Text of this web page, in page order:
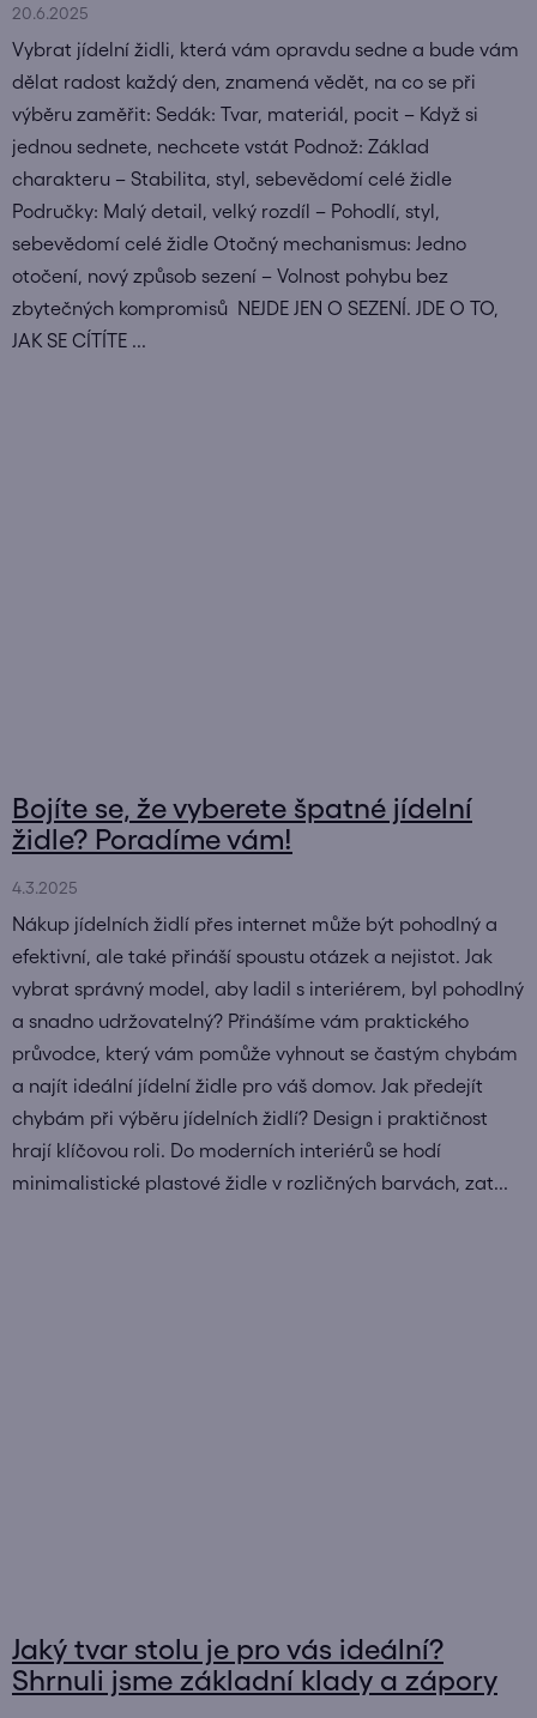
20.6.2025
Vybrat jídelní židli, která vám opravdu sedne a bude vám
dělat radost každý den, znamená vědět, na co se při
výběru zaměřit: Sedák: Tvar, materiál, pocit – Když si
jednou sednete, nechcete vstát Podnož: Základ
charakteru – Stabilita, styl, sebevědomí celé židle
Područky: Malý detail, velký rozdíl – Pohodlí, styl,
sebevědomí celé židle Otočný mechanismus: Jedno
otočení, nový způsob sezení – Volnost pohybu bez
zbytečných kompromisů NEJDE JEN O SEZENÍ. JDE O TO,
JAK SE CÍTÍTE ...
Bojíte se, že vyberete špatné jídelní
židle? Poradíme vám!
4.3.2025
Nákup jídelních židlí přes internet může být pohodlný a
efektivní, ale také přináší spoustu otázek a nejistot. Jak
vybrat správný model, aby ladil s interiérem, byl pohodlný
a snadno udržovatelný? Přinášíme vám praktického
průvodce, který vám pomůže vyhnout se častým chybám
a najít ideální jídelní židle pro váš domov. Jak předejít
chybám při výběru jídelních židlí? Design i praktičnost
hrají klíčovou roli. Do moderních interiérů se hodí
minimalistické plastové židle v rozličných barvách, zat...
Jaký tvar stolu je pro vás ideální?
Shrnuli jsme základní klady a zápory